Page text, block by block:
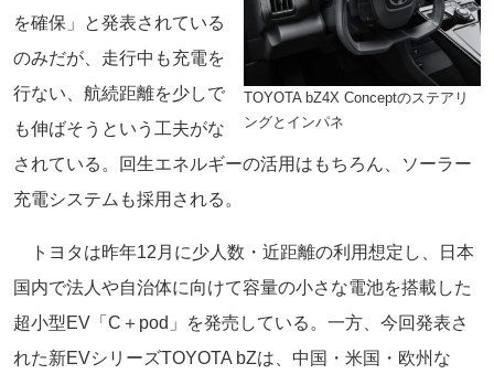
TOYOTA bZ4X Conceptのステアリ
ングとインパネ
を確保」と発表されている
のみだが、走行中も充電を
行ない、航続距離を少しで
も伸ばそうという工夫がな
されている。回生エネルギーの活用はもちろん、ソーラー
充電システムも採用される。
トヨタは昨年12月に少人数・近距離の利用想定し、日本
国内で法人や自治体に向けて容量の小さな電池を搭載した
超小型EV「C＋pod」を発売している。一方、今回発表さ
れた新EVシリーズTOYOTA bZは、中国・米国・欧州な